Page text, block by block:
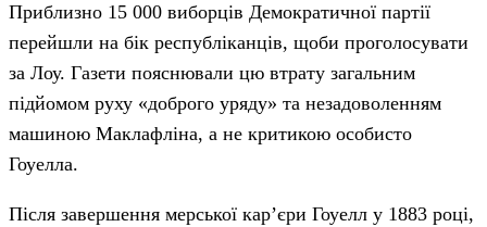
Приблизно 15 000 виборців Демократичної партії
перейшли на бік республіканців, щоби проголосувати
за Лоу. Газети пояснювали цю втрату загальним
підйомом руху «доброго уряду» та незадоволенням
машиною Маклафліна, а не критикою особисто
Гоуелла.
Після завершення мерської кар’єри Гоуелл у 1883 році,